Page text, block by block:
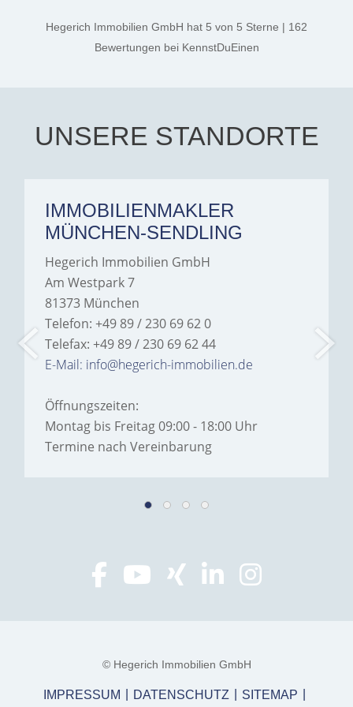
thanks, and a huge part of
the credit goes to Amelie
Jamrowâ€”she was
exceptionally professional,
Hegerich Immobilien to
anyone looking for a home.
Hegerich Immobilien GmbH hat 5 von 5 Sterne | 162
Bewertungen bei KennstDuEinen
UNSERE STANDORTE
IMMOBILIENMAKLER
MÜNCHEN-SENDLING
Hegerich Immobilien GmbH
Am Westpark 7
81373 München
Telefon: +49 89 / 230 69 62 0
Telefax: +49 89 / 230 69 62 44
E-Mail: info@hegerich-immobilien.de
Öffnungszeiten:
Montag bis Freitag 09:00 - 18:00 Uhr
Termine nach Vereinbarung
© Hegerich Immobilien GmbH
IMPRESSUM DATENSCHUTZ SITEMAP